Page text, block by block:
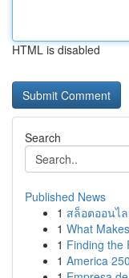
HTML is disabled
Search
Published News
1 สล็อตออนไ
1 What
1 Finding the
1 America